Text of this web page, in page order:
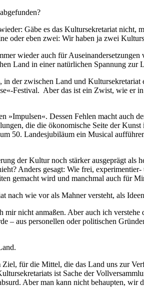
Gäbe es das Kultursekretariat
oder eben zwei: Wir haben ja zwei
wieder auch für
Land in einer natürlichen Spannung zur
der zwischen Land und
Festival. Aber das ist ein Zwist, wie
»Impulsen«. Dessen Fehlen macht
die die ökonomische Seite der
50. Landesjubiläum ein Musical
der Kultur noch stärker ausgeprägt
Anders gesagt: Wie frei,
gemacht wird und manchmal auch für
nach wie vor als Mahner versteht, als
nicht anmaßen. Aber auch ich
– aus personellen oder politischen
für die Mittel, die das Land uns zur
ist Sache der
Aber man kann nicht behaupten, wir